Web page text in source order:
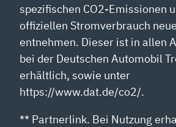
spezifischen CO2-Emissionen
offiziellen Stromverbrauch
entnehmen. Dieser ist in allen
bei der Deutschen Automobil
erhältlich, sowie unter
https://www.dat.de/co2/.
** Partnerlink. Bei Nutzung